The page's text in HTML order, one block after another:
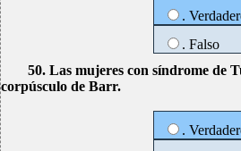
.
. Falso
50. Las mujeres con síndrome de
corpúsculo de Barr.
.